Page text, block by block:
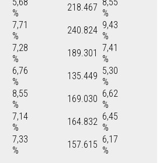
%
218.467
%
7,71
%
240.824 9,43
%
7,28
%
189.301 7,41
%
6,76
%
135.449 5,30
%
8,55
%
169.030 6,62
%
7,14
%
164.832 6,45
%
7,33
%
157.615 6,17
%